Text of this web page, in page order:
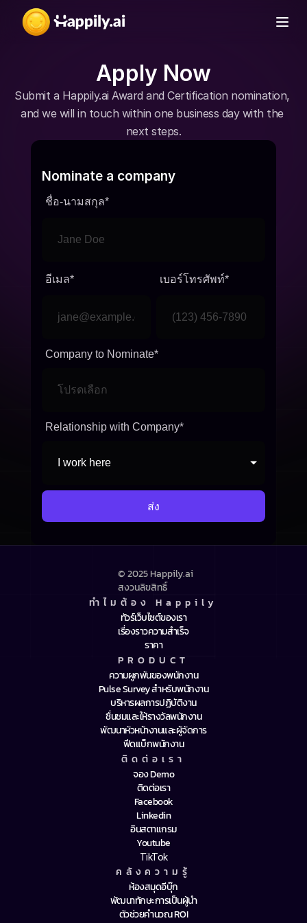
Apply Now
Submit a Happily.ai Award and Certification nomination,
and we will in touch within one business day with the
next steps.
Nominate a company
ชื่อ-นามสกุล*
อีเมล* เบอร์โทรศัพท์*
Company to Nominate*
Relationship with Company*
© 2025 Happily.ai
สงวนลิขสิทธิ์
ทำไมต้อง Happily
ทัวร์เว็บไซต์ของเรา
เรื่องราวความสำเร็จ
ราคา
PRODUCT
ความผูกพันของพนักงาน
Pulse Survey สำหรับพนักงาน
บริหารผลการปฏิบัติงาน
ชื่นชมและให้รางวัลพนักงาน
พัฒนาหัวหน้างานและผู้จัดการ
ฟีดแบ็กพนักงาน
ติดต่อเรา
จอง Demo
ติดต่อเรา
Facebook
Linkedin
อินสตาแกรม
Youtube
TikTok
คลังความรู้
ห้องสมุดอีบุ๊ก
พัฒนาทักษะการเป็นผู้นำ
ตัวช่วยคำนวณ ROI